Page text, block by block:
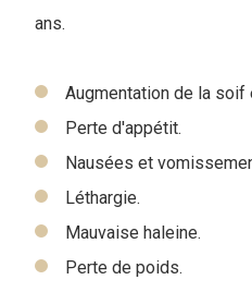
ans.
Augmentation de la
Perte d'appétit.
Nausées et
Léthargie.
Mauvaise haleine.
Perte de poids.